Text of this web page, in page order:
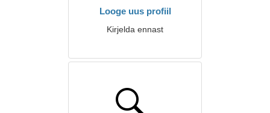
Looge uus profiil
Kirjelda ennast